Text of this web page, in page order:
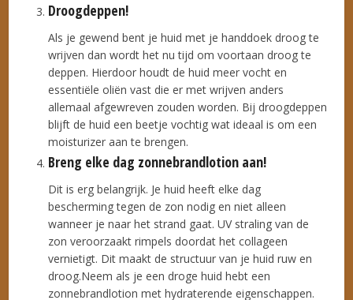
Droogdeppen!
Als je gewend bent je huid met je handdoek droog te
wrijven dan wordt het nu tijd om voortaan droog te
deppen. Hierdoor houdt de huid meer vocht en
essentiële oliën vast die er met wrijven anders
allemaal afgewreven zouden worden. Bij droogdeppen
blijft de huid een beetje vochtig wat ideaal is om een
moisturizer aan te brengen.
Breng elke dag zonnebrandlotion aan!
Dit is erg belangrijk. Je huid heeft elke dag
bescherming tegen de zon nodig en niet alleen
wanneer je naar het strand gaat. UV straling van de
zon veroorzaakt rimpels doordat het collageen
vernietigt. Dit maakt de structuur van je huid ruw en
droog.Neem als je een droge huid hebt een
zonnebrandlotion met hydraterende eigenschappen.